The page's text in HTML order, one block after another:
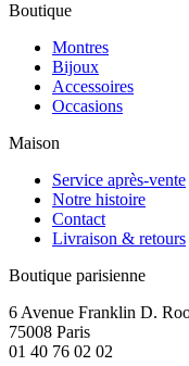
Boutique
Montres
Bijoux
Accessoires
Occasions
Maison
Service après-vente
Notre histoire
Contact
Livraison & retours
Boutique parisienne
6 Avenue Franklin D.
75008 Paris
01 40 76 02 02